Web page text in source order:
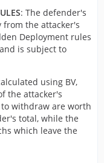
: The defender's
from the attacker's
Deployment rules
is subject to
using BV,
the attacker's
withdraw are worth
total, while the
which leave the